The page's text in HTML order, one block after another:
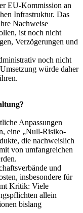
EU-Kommission an
Infrastruktur. Das
Nachweise
ist noch nicht
Verzögerungen und
noch nicht
würde daher
Anpassungen
eine „Null-Risiko-
die nachweislich
von umfangreichen
und
insbesondere für
Kritik: Viele
allein
bislang